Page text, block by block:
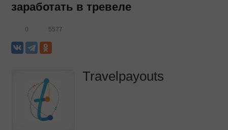
заработать в тревеле
0 5577
Travelpayouts